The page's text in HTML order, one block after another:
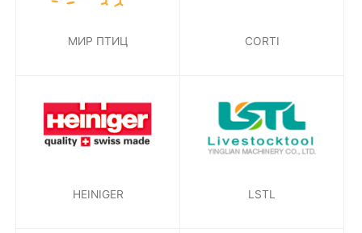
МИР ПТИЦ CORTI
HEINIGER LSTL